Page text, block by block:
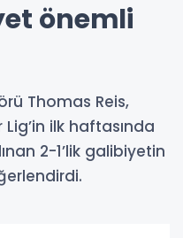
önemli
Thomas Reis,
ilk haftasında
2-1’lik galibiyetin